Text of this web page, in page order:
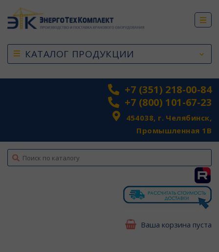
КАТАЛОГ ПРОДУКЦИИ
+7 (351) 218-00-84
+7 (800) 101-67-23
454038, г. Челябинск,
Промышленная 1В
top
Ваша корзина пуста